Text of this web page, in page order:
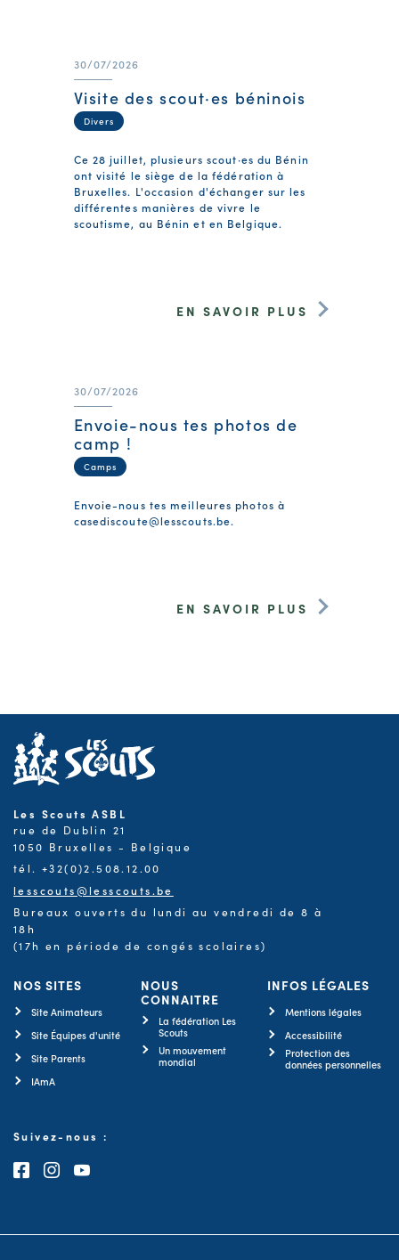
30/07/2026
Visite des scout·es béninois
Divers
Ce 28 juillet, plusieurs scout·es du Bénin
ont visité le siège de la fédération à
Bruxelles. L'occasion d'échanger sur les
différentes manières de vivre le
scoutisme, au Bénin et en Belgique.
EN SAVOIR PLUS
30/07/2026
Envoie-nous tes photos de
camp !
Camps
Envoie-nous tes meilleures photos à
casediscoute@lesscouts.be.
EN SAVOIR PLUS
Les Scouts ASBL
rue de Dublin 21
1050 Bruxelles - Belgique
tél. +32(0)2.508.12.00
lesscouts@lesscouts.be
Bureaux ouverts du lundi au vendredi de 8 à
18h
(17h en période de congés scolaires)
NOS SITES
Site Animateurs
Site Équipes d'unité
Site Parents
IAmA
NOUS
CONNAITRE
La fédération Les
Scouts
Un mouvement
mondial
INFOS LÉGALES
Mentions légales
Accessibilité
Protection des
données personnelles
Suivez-nous :
Consultez notre page Facebook
Consultez notre page Instagram
Consultez notre chaîne Youtube